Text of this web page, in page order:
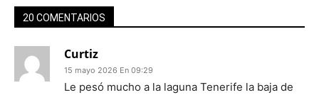
20 COMENTARIOS
Curtiz
15 mayo 2026 En 09:29
Le pesó mucho a la laguna Tenerife la baja de